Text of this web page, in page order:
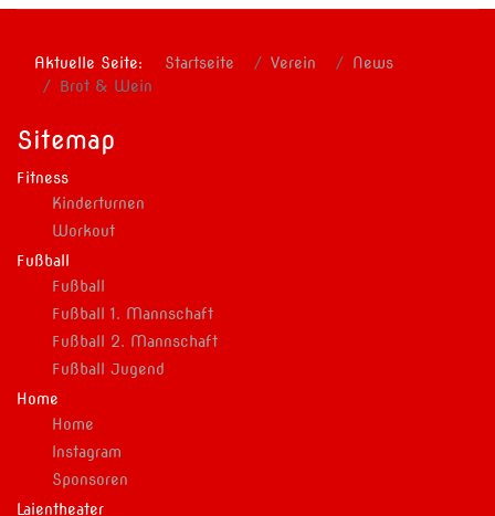
Aktuelle Seite: Startseite Verein
News
Brot & Wein
Sitemap
Fitness
Kinderturnen
Workout
Fußball
Fußball
Fußball 1. Mannschaft
Fußball 2. Mannschaft
Fußball Jugend
Home
Home
Instagram
Sponsoren
Laientheater